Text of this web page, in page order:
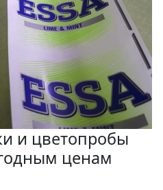
и цветопробы
ценам